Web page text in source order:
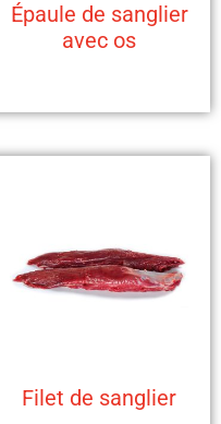
Épaule de sanglier
avec os
Filet de sanglier